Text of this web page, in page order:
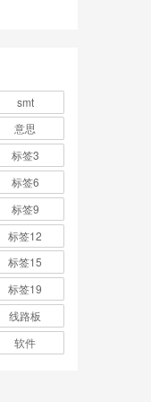
smt
意思
标签3
标签6
标签9
标签12
标签15
标签19
线路板
软件